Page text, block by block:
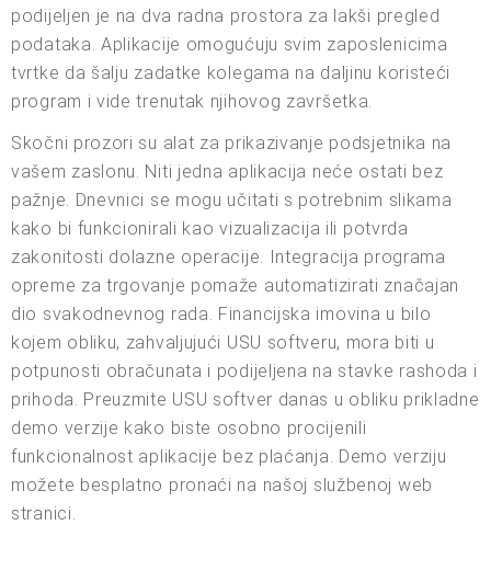
podijeljen je na dva radna prostora za lakši pregled
podataka. Aplikacije omogućuju svim zaposlenicima
tvrtke da šalju zadatke kolegama na daljinu koristeći
program i vide trenutak njihovog završetka.
Skočni prozori su alat za prikazivanje podsjetnika na
vašem zaslonu. Niti jedna aplikacija neće ostati bez
pažnje. Dnevnici se mogu učitati s potrebnim slikama
kako bi funkcionirali kao vizualizacija ili potvrda
zakonitosti dolazne operacije. Integracija programa
opreme za trgovanje pomaže automatizirati značajan
dio svakodnevnog rada. Financijska imovina u bilo
kojem obliku, zahvaljujući USU softveru, mora biti u
potpunosti obračunata i podijeljena na stavke rashoda i
prihoda. Preuzmite USU softver danas u obliku prikladne
demo verzije kako biste osobno procijenili
funkcionalnost aplikacije bez plaćanja. Demo verziju
možete besplatno pronaći na našoj službenoj web
stranici.